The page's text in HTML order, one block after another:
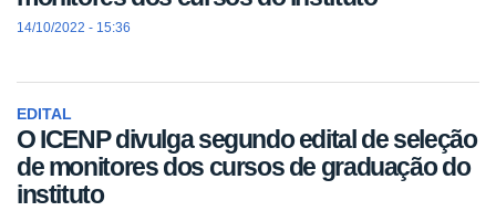
14/10/2022 - 15:36
EDITAL
O ICENP divulga segundo edital de seleção
de monitores dos cursos de graduação do
instituto